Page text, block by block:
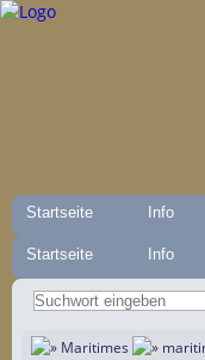
Startseite Info
Startseite Info
Maritimes